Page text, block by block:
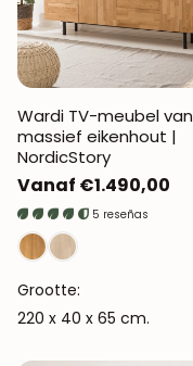
Wardi TV-meubel van
massief eikenhout |
NordicStory
Normale
prijs
Vanaf €1.490,00
5 reseñas
Grootte:
220 x 40 x 65 cm.